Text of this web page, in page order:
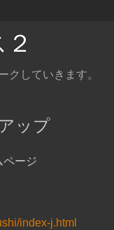
クしていきます。
ップ
ページ
index-j.html